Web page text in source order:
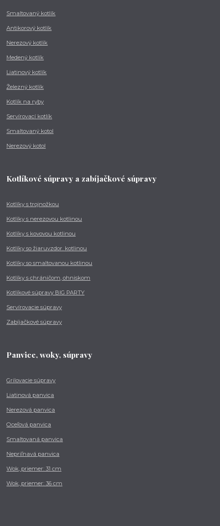
Smaltovaný kotlík
Antikorový kotlík
Nerezový kotlík
Medený kotlík
Liatinový kotlík
Železný kotlík
Kotlík na ryby
Servírovací kotlík
Smaltovaný kotol
Nerezový kotol
Kotlíkové súpravy a zabíjačkové súpravy
Kotlíky s trojnožkou
Kotlíky s nerezovou kotlinou
Kotlíky s kovovou kotlinou
Kotlíky so žiaruvzdor. kotlinou
Kotlíky so smaltovanou kotlinou
Kotlíky s chráničom, ohniskom
Kotlíkové súpravy BIG PARTY
Servírovacie súpravy
Zabíjačkové súpravy
Panvice, woky, súpravy
Grilovacie súpravy
Liatinová panvica
Nerezová panvica
Oceľová panvica
Smaltovaná panvica
Nepriľnavá panvica
Wok, priemer: 31 cm
Wok, priemer: 36 cm